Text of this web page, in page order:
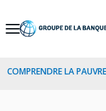
Skip
Navigation
COMPRENDRE LA